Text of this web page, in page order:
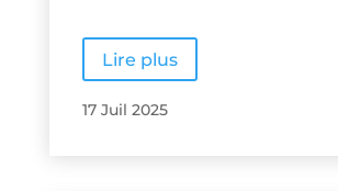
Lire plus
17 Juil 2025